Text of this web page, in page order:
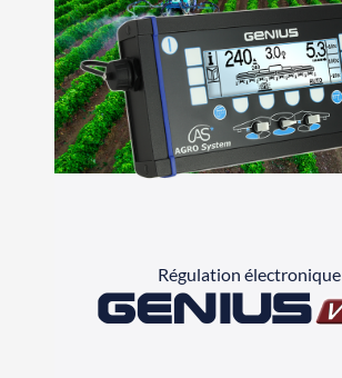
Régulation électronique
Genius